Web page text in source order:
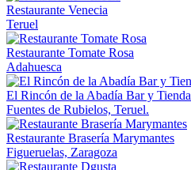
Restaurante Venecia
Teruel
Restaurante Tomate Rosa
Adahuesca
El Rincón de la Abadía Bar y
Fuentes de Rubielos, Teruel.
Restaurante Brasería Marymantes
Figueruelas, Zaragoza